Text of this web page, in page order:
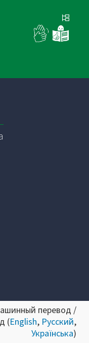
перевод /
(English, Русский,
Українська)